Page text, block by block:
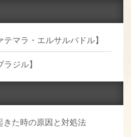
マラ・エルサルバドル】
ジル】
きた時の原因と対処法